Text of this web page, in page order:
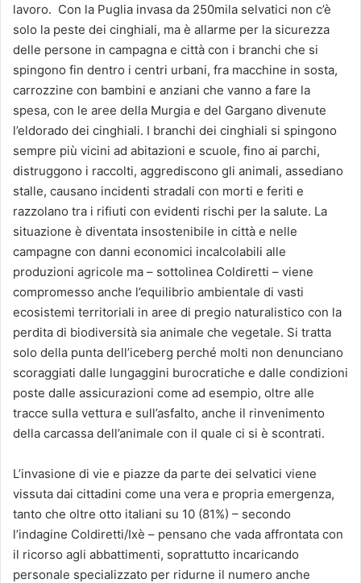
lavoro. Con la Puglia invasa da 250mila selvatici non c’è
solo la peste dei cinghiali, ma è allarme per la sicurezza
delle persone in campagna e città con i branchi che si
spingono fin dentro i centri urbani, fra macchine in sosta,
carrozzine con bambini e anziani che vanno a fare la
spesa, con le aree della Murgia e del Gargano divenute
l’eldorado dei cinghiali. I branchi dei cinghiali si spingono
sempre più vicini ad abitazioni e scuole, fino ai parchi,
distruggono i raccolti, aggrediscono gli animali, assediano
stalle, causano incidenti stradali con morti e feriti e
razzolano tra i rifiuti con evidenti rischi per la salute. La
situazione è diventata insostenibile in città e nelle
campagne con danni economici incalcolabili alle
produzioni agricole ma – sottolinea Coldiretti – viene
compromesso anche l’equilibrio ambientale di vasti
ecosistemi territoriali in aree di pregio naturalistico con la
perdita di biodiversità sia animale che vegetale. Si tratta
solo della punta dell’iceberg perché molti non denunciano
scoraggiati dalle lungaggini burocratiche e dalle condizioni
poste dalle assicurazioni come ad esempio, oltre alle
tracce sulla vettura e sull’asfalto, anche il rinvenimento
della carcassa dell’animale con il quale ci si è scontrati.
L’invasione di vie e piazze da parte dei selvatici viene
vissuta dai cittadini come una vera e propria emergenza,
tanto che oltre otto italiani su 10 (81%) – secondo
l’indagine Coldiretti/Ixè – pensano che vada affrontata con
il ricorso agli abbattimenti, soprattutto incaricando
personale specializzato per ridurne il numero anche